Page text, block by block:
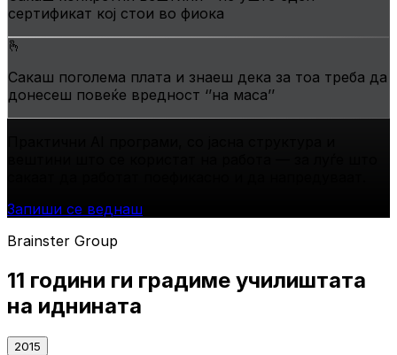
сертификат кој стои во фиока
🫰
Сакаш поголема плата и знаеш дека за тоа треба да
донесеш повеќе вредност ‘’на маса’’
Запиши се веднаш
Brainster Group
11 години ги градиме училиштата
на иднината
2015